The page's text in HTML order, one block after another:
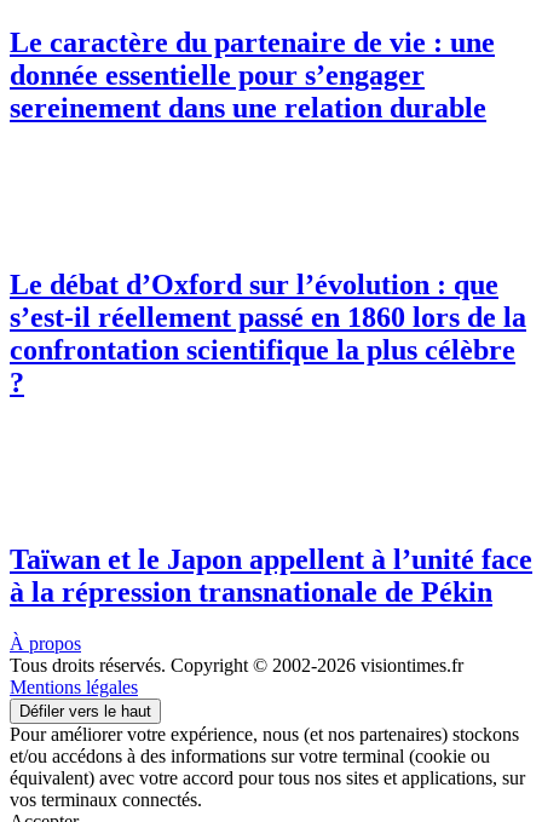
Le caractère du partenaire de vie : une
donnée essentielle pour s’engager
sereinement dans une relation durable
Le débat d’Oxford sur l’évolution : que
s’est-il réellement passé en 1860 lors de la
confrontation scientifique la plus célèbre
?
Taïwan et le Japon appellent à l’unité face
à la répression transnationale de Pékin
À propos
Tous droits réservés. Copyright © 2002-2026 visiontimes.fr
Mentions légales
Défiler vers le haut
Pour améliorer votre expérience, nous (et nos partenaires) stockons
et/ou accédons à des informations sur votre terminal (cookie ou
équivalent) avec votre accord pour tous nos sites et applications, sur
vos terminaux connectés.